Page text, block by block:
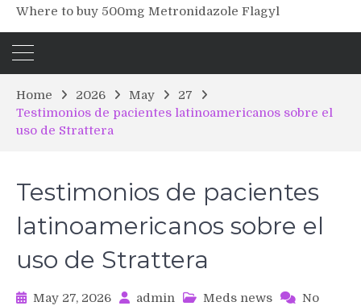
Where to buy 500mg Metronidazole Flagyl
Home 2026 May
27
Testimonios de pacientes latinoamericanos sobre el
uso de Strattera
Testimonios de pacientes
latinoamericanos sobre el
uso de Strattera
May 27, 2026 admin Meds news
No